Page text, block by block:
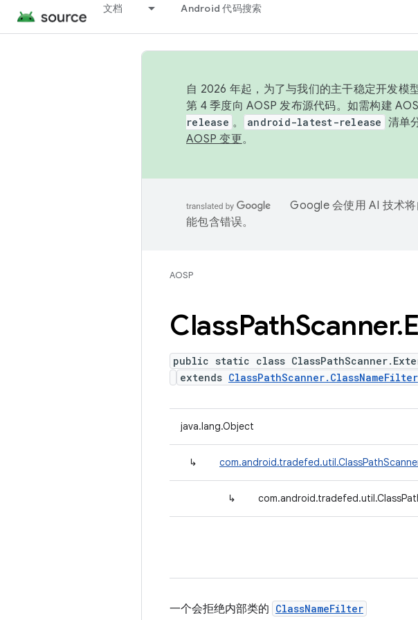
文档 Android 代码搜索
自 2026 年起，为了与我们的主干稳定开发模
第 4 季度向 AOSP 发布源代码。如需构建
release 。 android-latest-release 清单
AOSP 变更。
Google 会使用 AI 技术
能包含错误。
AOSP
ClassPathScanner.
public static class
extends ClassPathScanner.ClassNameFilter
java.lang.Object
↳
↳
一个会拒绝内部类的 ClassNameFilter